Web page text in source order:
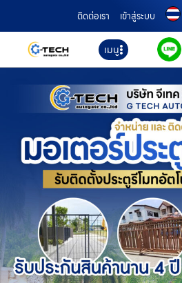
ติดต่อเรา เข้าสู่ระบบ
เมนู